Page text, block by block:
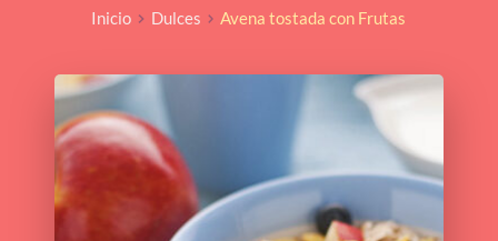
Inicio Dulces Avena tostada con Frutas